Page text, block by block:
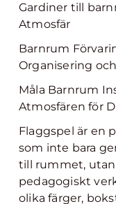
Gardiner till
Atmosfär
Barnrum
Organisering
Måla Barnrum
Atmosfären för
Flaggspel är en
som inte bara
till rummet, utan
pedagogiskt
olika färger,